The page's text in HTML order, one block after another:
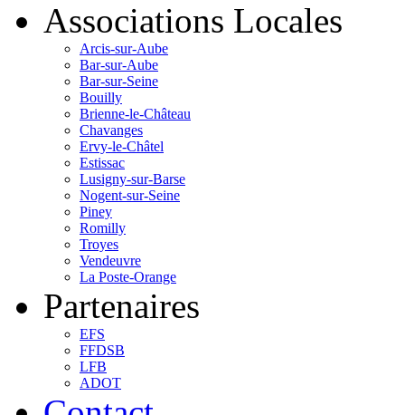
Associations Locales
Arcis-sur-Aube
Bar-sur-Aube
Bar-sur-Seine
Bouilly
Brienne-le-Château
Chavanges
Ervy-le-Châtel
Estissac
Lusigny-sur-Barse
Nogent-sur-Seine
Piney
Romilly
Troyes
Vendeuvre
La Poste-Orange
Partenaires
EFS
FFDSB
LFB
ADOT